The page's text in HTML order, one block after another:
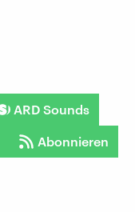
ARD Sounds
Abonnieren